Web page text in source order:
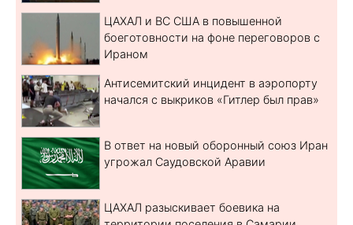
ЦАХАЛ и ВС США в повышенной
боеготовности на фоне переговоров с
Ираном
Антисемитский инцидент в аэропорту
начался с выкриков «Гитлер был прав»
В ответ на новый оборонный союз Иран
угрожал Саудовской Аравии
ЦАХАЛ разыскивает боевика на